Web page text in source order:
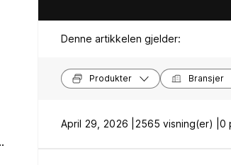
Denne artikkelen gjelder:
Produkter Bransjer
April 29, 2026 | 2565 visning(er) | 0